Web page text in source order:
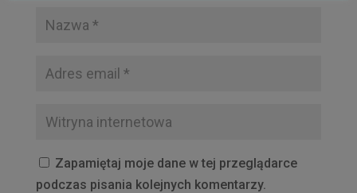
Zapamiętaj moje dane w tej przeglądarce
podczas pisania kolejnych komentarzy.